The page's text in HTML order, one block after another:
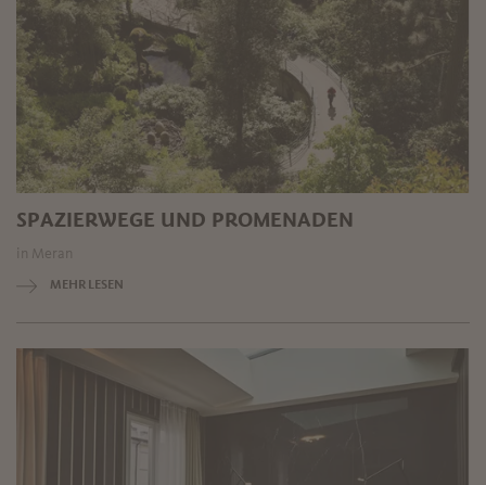
SPAZIERWEGE UND PROMENADEN
in Meran
MEHR LESEN